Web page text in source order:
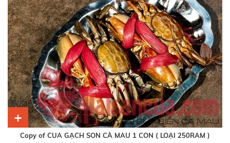
+
Copy of CUA GẠCH SON CÀ MAU 1 CON ( LOẠI 250RAM )